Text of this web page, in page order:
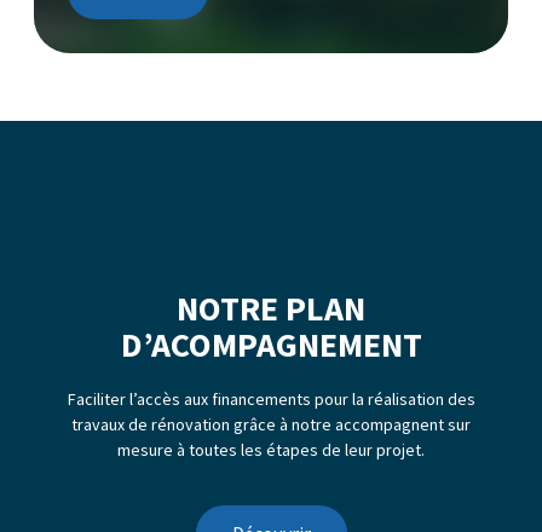
NOTRE PLAN
D’ACOMPAGNEMENT
Faciliter l’accès aux financements pour la réalisation des
travaux de rénovation grâce à notre accompagnent sur
mesure à toutes les étapes de leur projet.